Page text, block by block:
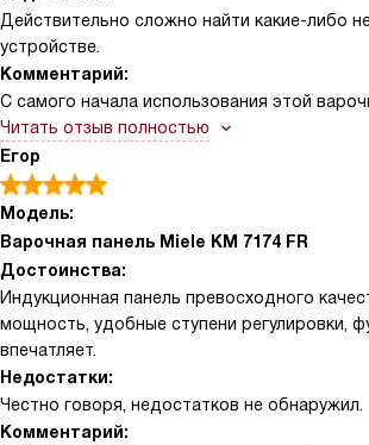
Действительно сложно найти какие-либо
устройстве.
Комментарий:
С самого начала использования этой
ощутила удовольствие от приготовления
Стеклокерамическая поверхность в черном
нержавеющей стали придают ей
Поворотные элементы управления очень
использовании, а ступени мощности от 1
Однажды, когда я приготовляла обед для
функция автоматики закипания оказалась
позволила мне без проблем приготовить
горячими до самого ужина.
Одним из моих любимых моментов с этой
Читать отзыв полностью
Егор
Модель:
Варочная панель Miele KM 7174 FR
Достоинства:
Индукционная панель превосходного
мощность, удобные ступени регулировки,
впечатляет.
Недостатки:
Честно говоря, недостатков не обнаружил.
Комментарий: